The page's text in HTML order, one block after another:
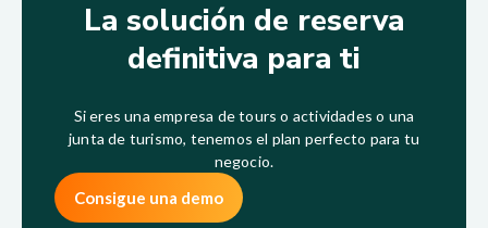
La solución de reserva
definitiva para ti
Si eres una empresa de tours o actividades o una
junta de turismo, tenemos el plan perfecto para tu
negocio.
Consigue una demo